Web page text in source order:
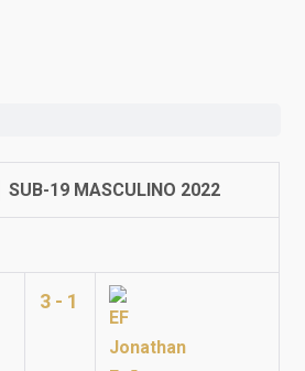
SUB-19 MASCULINO 2022
3 - 1